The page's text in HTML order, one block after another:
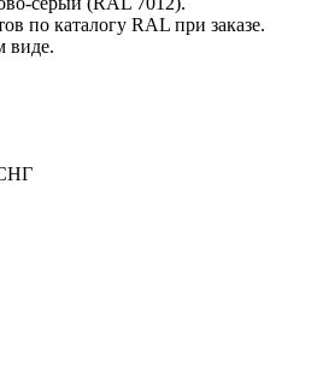
по каталогу RAL при заказе.
виде.